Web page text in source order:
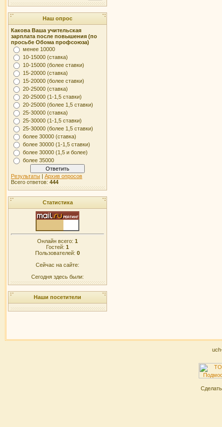
Наш опрос
Какова Ваша учительская
зарплата после повышения (по
просьбе Обома профсоюза)
менее 10000
10-15000 (ставка)
10-15000 (более ставки)
15-20000 (ставка)
15-20000 (более ставки)
20-25000 (ставка)
20-25000 (1-1,5 ставки)
20-25000 (более 1,5 ставки)
25-30000 (ставка)
25-30000 (1-1,5 ставки)
25-30000 (более 1,5 ставки)
более 30000 (ставка)
более 30000 (1-1,5 ставки)
более 30000 (1,5 и более)
более 35000
Результаты | Архив опросов
Всего ответов: 444
Статистика
Онлайн всего: 1
Гостей: 1
Пользователей: 0
Сейчас на сайте:
Сегодня здесь были:
Наши посетители